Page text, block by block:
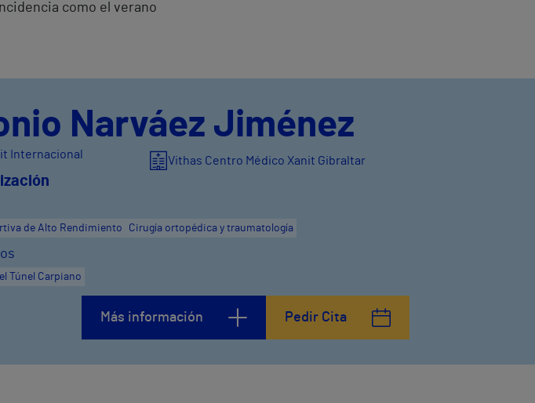
como el verano
Narváez Jiménez
Internacional
Vithas Centro Médico Xanit Gibraltar
de Alto Rendimiento Cirugía ortopédica y traumatología
Túnel Carpiano
Más información Pedir Cita